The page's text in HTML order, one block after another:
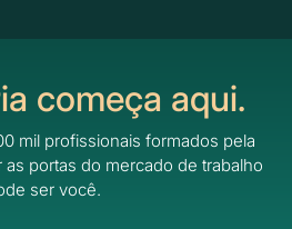
começa aqui.
mil profissionais formados pela
as portas do mercado de trabalho
ser você.